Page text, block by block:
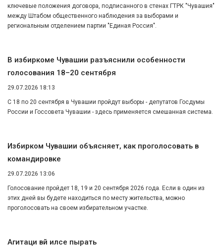
ключевые положения договора, подписанного в стенах ГТРК "Чувашия"
между Штабом общественного наблюдения за выборами и
региональным отделением партии "Единая Россия".
В избиркоме Чувашии разъяснили особенности
голосования 18–20 сентября
29.07.2026 18:13
С 18 по 20 сентября в Чувашии пройдут выборы - депутатов Госдумы
России и Госсовета Чувашии - здесь применяется смешанная система.
Избирком Чувашии объясняет, как проголосовать в
командировке
29.07.2026 13:06
Голосование пройдет 18, 19 и 20 сентября 2026 года. Если в один из
этих дней вы будете находиться по месту жительства, можно
проголосовать на своем избирательном участке.
Агитаци вӑй илсе пырать